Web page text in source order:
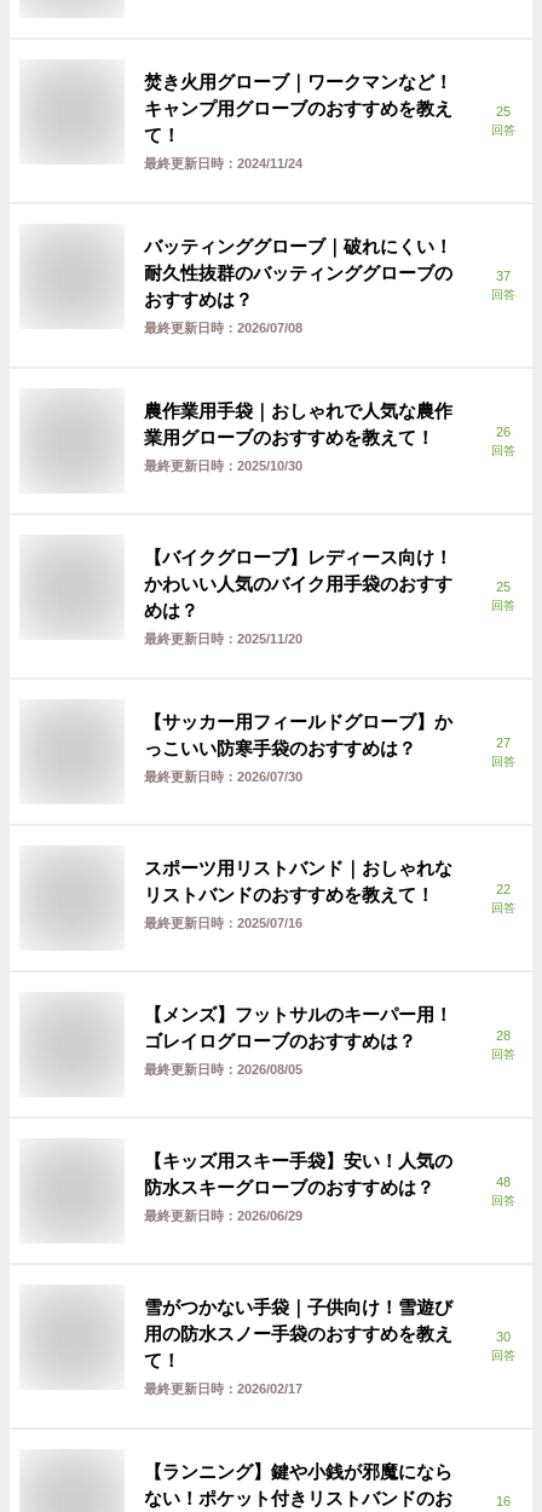
焚き火用グローブ｜ワークマンなど！
キャンプ用グローブのおすすめを教え
て！
最終更新日時： 2024/11/24
25
回答
バッティンググローブ｜破れにくい！
耐久性抜群のバッティンググローブの
おすすめは？
最終更新日時： 2026/07/08
37
回答
農作業用手袋｜おしゃれで人気な農作
業用グローブのおすすめを教えて！
最終更新日時： 2025/10/30
26
回答
【バイクグローブ】レディース向け！
かわいい人気のバイク用手袋のおすす
めは？
最終更新日時： 2025/11/20
25
回答
【サッカー用フィールドグローブ】か
っこいい防寒手袋のおすすめは？
最終更新日時： 2026/07/30
27
回答
スポーツ用リストバンド｜おしゃれな
リストバンドのおすすめを教えて！
最終更新日時： 2025/07/16
22
回答
【メンズ】フットサルのキーパー用！
ゴレイログローブのおすすめは？
最終更新日時： 2026/08/05
28
回答
【キッズ用スキー手袋】安い！人気の
防水スキーグローブのおすすめは？
最終更新日時： 2026/06/29
48
回答
雪がつかない手袋｜子供向け！雪遊び
用の防水スノー手袋のおすすめを教え
て！
最終更新日時： 2026/02/17
30
回答
【ランニング】鍵や小銭が邪魔になら
ない！ポケット付きリストバンドのお
16